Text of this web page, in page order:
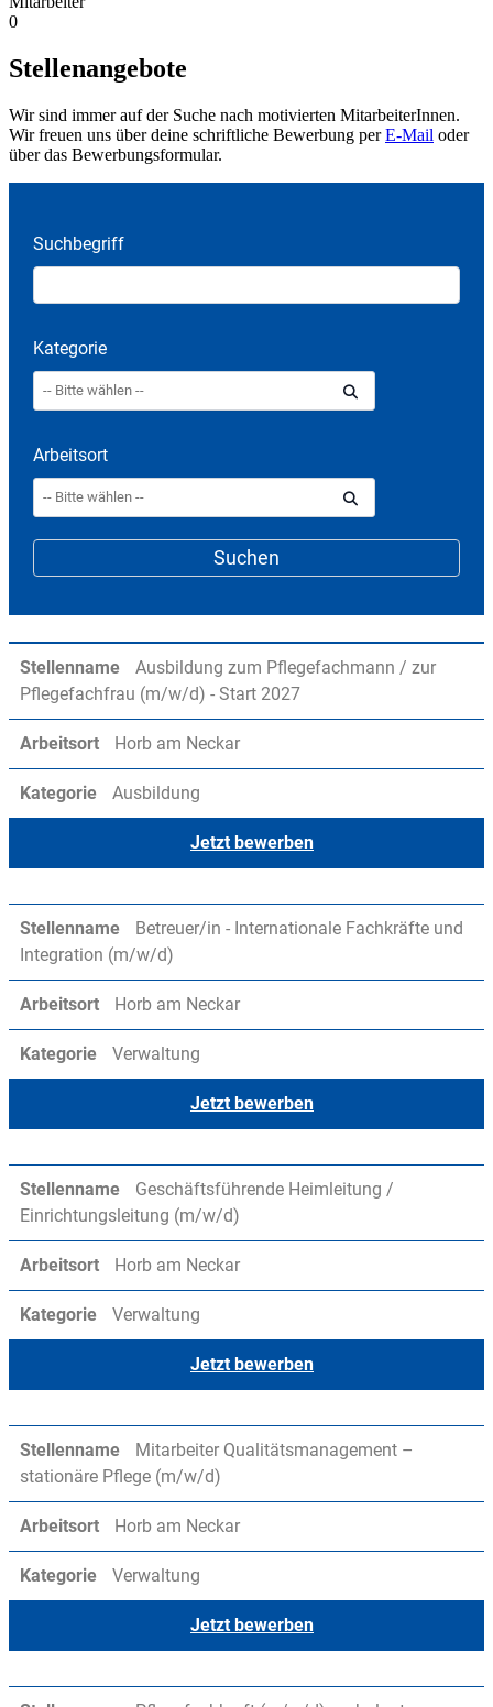
0
Stellenangebote
Wir sind immer auf der Suche nach motivierten MitarbeiterInnen.
Wir freuen uns über deine schriftliche Bewerbung perE-Mail oder
über das Bewerbungsformular.